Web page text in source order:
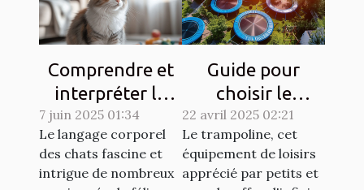
Comprendre et
interpréter le
langage corporel
des chats
7 juin 2025 01:34
Le langage corporel
des chats fascine et
intrigue de nombreux
Guide pour
choisir le
trampoline idéal
selon l'espace
disponible
22 avril 2025 02:21
Le trampoline, cet
équipement de loisirs
apprécié par petits et